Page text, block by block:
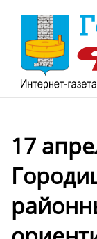
17